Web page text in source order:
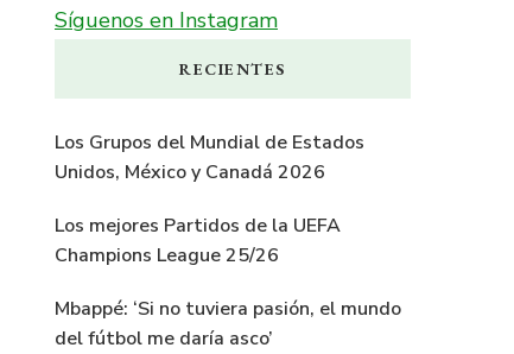
Síguenos en Instagram
RECIENTES
Los Grupos del Mundial de Estados
Unidos, México y Canadá 2026
Los mejores Partidos de la UEFA
Champions League 25/26
Mbappé: ‘Si no tuviera pasión, el mundo
del fútbol me daría asco’